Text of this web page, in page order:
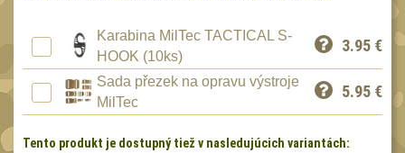
Kroužky, šňůrky,
koncovky
Nášivky 105
Karabina MilTec TACTICAL S-
HOOK (10ks)
3.95 €
Sada přezek na opravu výstroje
MilTec
5.95 €
Tento produkt je dostupný tiež v nasledujúcich variantách: